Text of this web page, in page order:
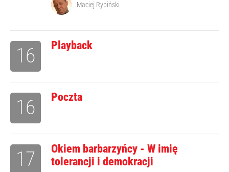
Maciej Rybiński
Playback
16
Poczta
16
Okiem barbarzyńcy - W imię
tolerancji i demokracji
17